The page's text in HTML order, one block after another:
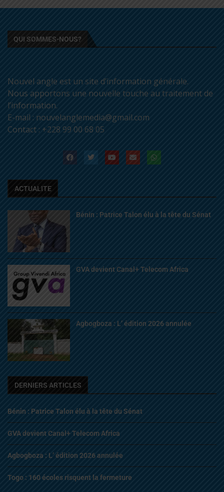
QUI SOMMES-NOUS?
Nouvel angle est un site d’information générale.
Nous apportons une nouvelle touche au traitement de
l’information.
E-mail : nouvelanglemedia@gmail.com
Contact : +228 99 00 68 05
ACTUALITE
Bénin : Patrice Talon élu à la tête du Sénat
GVA devient Canal+ Telecom Africa
Agbogboza : L’ édition 2026 annulée
DERNIERS ARTICLES
Bénin : Patrice Talon élu à la tête du Sénat
GVA devient Canal+ Telecom Africa
Agbogboza : L’ édition 2026 annulée
Togo : 160 écoles risquent la fermeture